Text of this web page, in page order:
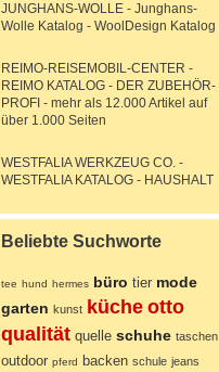
JUNGHANS-WOLLE - Junghans-
Wolle Katalog - WoolDesign Katalog
REIMO-REISEMOBIL-CENTER -
REIMO KATALOG - DER ZUBEHÖR-
PROFI - mehr als 12.000 Artikel auf
über 1.000 Seiten
WESTFALIA WERKZEUG CO. -
WESTFALIA KATALOG - HAUSHALT
Beliebte Suchworte
tee hund hermes büro tier mode
garten kunst küche otto
qualität quelle schuhe taschen
outdoor pferd backen schule jeans